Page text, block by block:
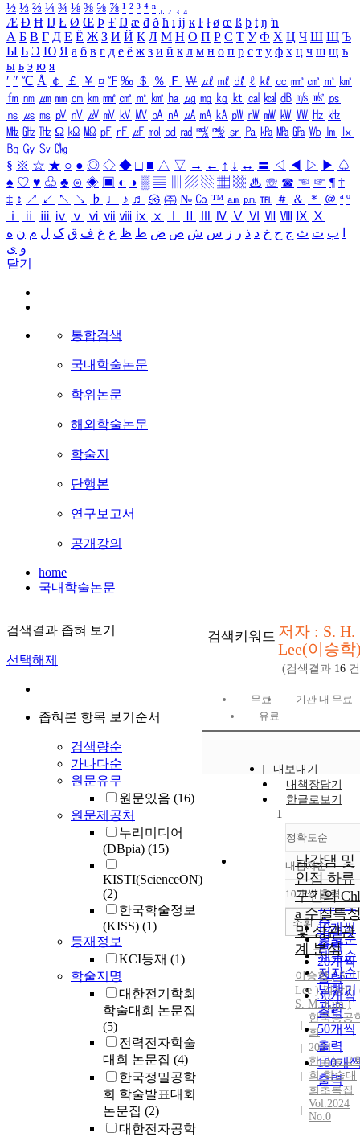
½ ⅓ ⅔ ¼ ¾ ⅛ ⅜ ⅝ ⅞ ¹ ² ³ ⁴ ⁿ ₁ ₂ ₃ ₄
Æ Ð Ħ Ĳ Ł Ø Œ Þ Ŧ Ŋ æ đ ð ħ ı ĳ ĸ ŀ ł ø œ ß þ ŧ ŋ ŉ
А Б В Г Д Е Ё Ж З И Й К Л М Н О П Р С Т У Ф Х Ц Ч Ш Щ Ъ
Ы Ь Э Ю Я а б в г д е ё ж з и й к л м н о п р с т у ф х ц ч ш щ ъ
ы ь э ю я
′ ″ ℃ Å ￠ ￡ ￥ ¤ ℉ ‰ ＄ ％ Ｆ ￦ ㎕ ㎖ ㎗ ℓ ㎘ ㏄ ㎣ ㎤ ㎥ ㎦
㎙ ㎚ ㎛ ㎜ ㎝ ㎞ ㎟ ㎠ ㎡ ㎢ ㏊ ㎍ ㎎ ㎏ ㏏ ㎈ ㎉ ㏈ ㎧ ㎨ ㎰
㎱ ㎲ ㎳ ㎴ ㎵ ㎶ ㎷ ㎸ ㎹ ㎀ ㎁ ㎂ ㎃ ㎄ ㎺ ㎻ ㎽ ㎾ ㎿ ㎐ ㎑
㎒ ㎓ ㎔ Ω ㏀ ㏁ ㎊ ㎋ ㎌ ㏖ ㏅ ㎭ ㎮ ㎯ ㏛ ㎩ ㎪ ㎫ ㎬ ㏝ ㏐
㏓
㏃ ㏉ ㏜ ㏆
§ ※ ☆ ★ ○ ● ◎ ◇ ◆ □ ■ △ ▽ → ← ↑ ↓ ↔ 〓 ◁ ◀ ▷ ▶ ♤
♠ ♡ ♥ ♧ ♣ ⊙ ◈ ▣ ◐ ◑ ▒ ▤ ▨ ▧ ▦ ▩ ♨ ☏ ☎ ☜ ☞ ¶ †
‡ ↕ ↗ ↙ ↖ ↘ ♭ ♩ ♪ ♬ ㉿ ㈜ № ㏇ ™ ㏂ ㏘ ℡ ＃ ＆ ＊ ＠ ª º
ⅰ
ⅱ ⅲ ⅳ ⅴ ⅵ ⅶ ⅷ ⅸ ⅹ Ⅳ Ⅴ Ⅵ Ⅶ Ⅷ Ⅸ Ⅹ
ب ت ث ج ح خ د ذ ر ز س ش ص ض ط ظ ع غ ف ق ک ل م ن ه
و ی
닫기
통합검색
국내학술논문
학위논문
해외학술논문
학술지
단행본
연구보고서
공개강의
home
국내학술논문
검색결과 좁혀 보기
선택해제
좁혀본 항목 보기순서
검색량순
가나다순
원문유무
원문있음 (16)
원문제공처
누리미디어
(DBpia) (15)
KISTI(ScienceON)
(2)
한국학술정보
(KISS) (1)
등재정보
KCI등재 (1)
학술지명
대한전기학회
학술대회 논문집
(5)
전력전자학술
대회 논문집 (4)
한국정밀공학
회 학술발표대회
논문집 (2)
대한전자공학
검색키워드 저자 : S. H.
Lee(이승학
(검색결과 16
무료
기관 내 무료
유료
내보내기
내책장담기
한글로보기
정확도순
정확도
순
인기도
순
연도순
제목순
저자순
발행기
관순
내림차순
내림차
10개씩 출력
10개씩
출력
20개씩
출력
30개씩
출력
50개씩
출력
100개
출력
조회
1
남강댐 및
인접 하류
구간의
a 수질특성
및 상관관
계 분석
이승학(S.
Lee ),김상민
S. M. Kim )
한국농공
회
2024
한국농공
회 학술대
회초록집
Vol.2024
No.0